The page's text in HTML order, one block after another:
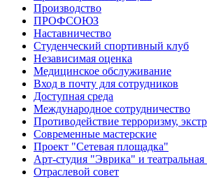
Производство
ПРОФСОЮЗ
Наставничество
Студенческий спортивный клуб
Независимая оценка
Медицинское обслуживание
Вход в почту для сотрудников
Доступная среда
Международное сотрудничество
Противодействие терроризму,
Современные мастерские
Проект "Сетевая площадка"
Арт-студия "Эврика" и театральная
Отраслевой совет